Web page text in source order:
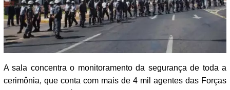
A sala concentra o monitoramento da segurança de toda a
cerimônia, que conta com mais de 4 mil agentes das Forças